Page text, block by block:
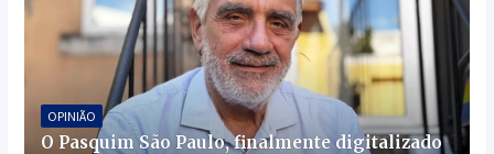
OPINIÃO
O Pasquim São Paulo, finalmente digitalizado